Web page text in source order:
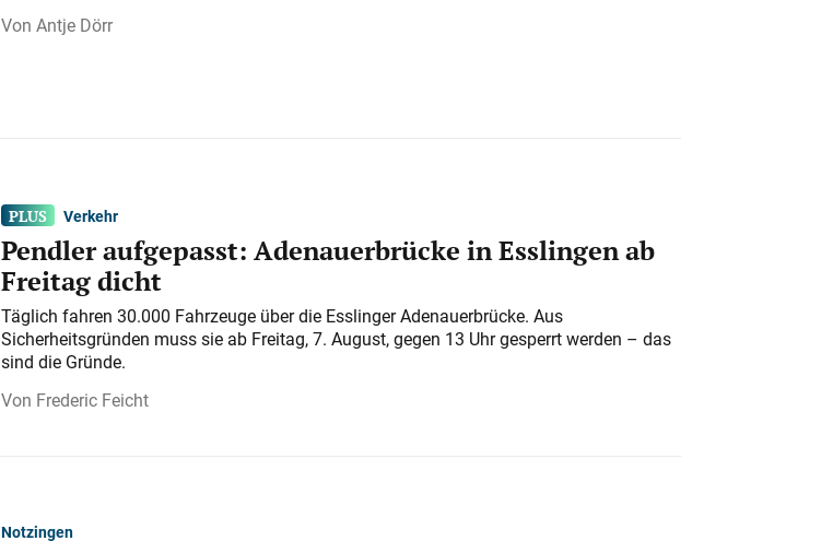
Antje Dörr
Verkehr
Pendler aufgepasst: Adenauerbrücke in Esslingen ab
Freitag dicht
Täglich fahren 30.000 Fahrzeuge über die Esslinger Adenauerbrücke. Aus
Sicherheitsgründen muss sie ab Freitag, 7. August, gegen 13 Uhr gesperrt werden – das
sind die Gründe.
Frederic Feicht
Notzingen